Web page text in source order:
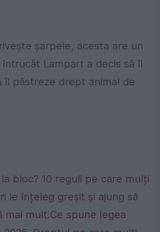
șarpele, acesta are un
Lampart a decis să îl
îl păstreze drept animal de
bloc? 10 reguli pe care mulți
le înțeleg greșit și ajung să
mai mult.Ce spune legea